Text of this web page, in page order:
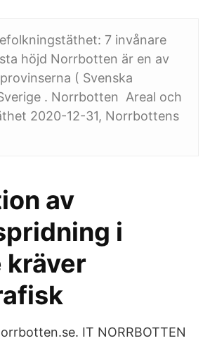
7 invånare
höjd Norrbotten är en av
( Svenska
. Norrbotten Areal och
2020-12-31, Norrbottens
av
i
kräver
IT NORRBOTTEN